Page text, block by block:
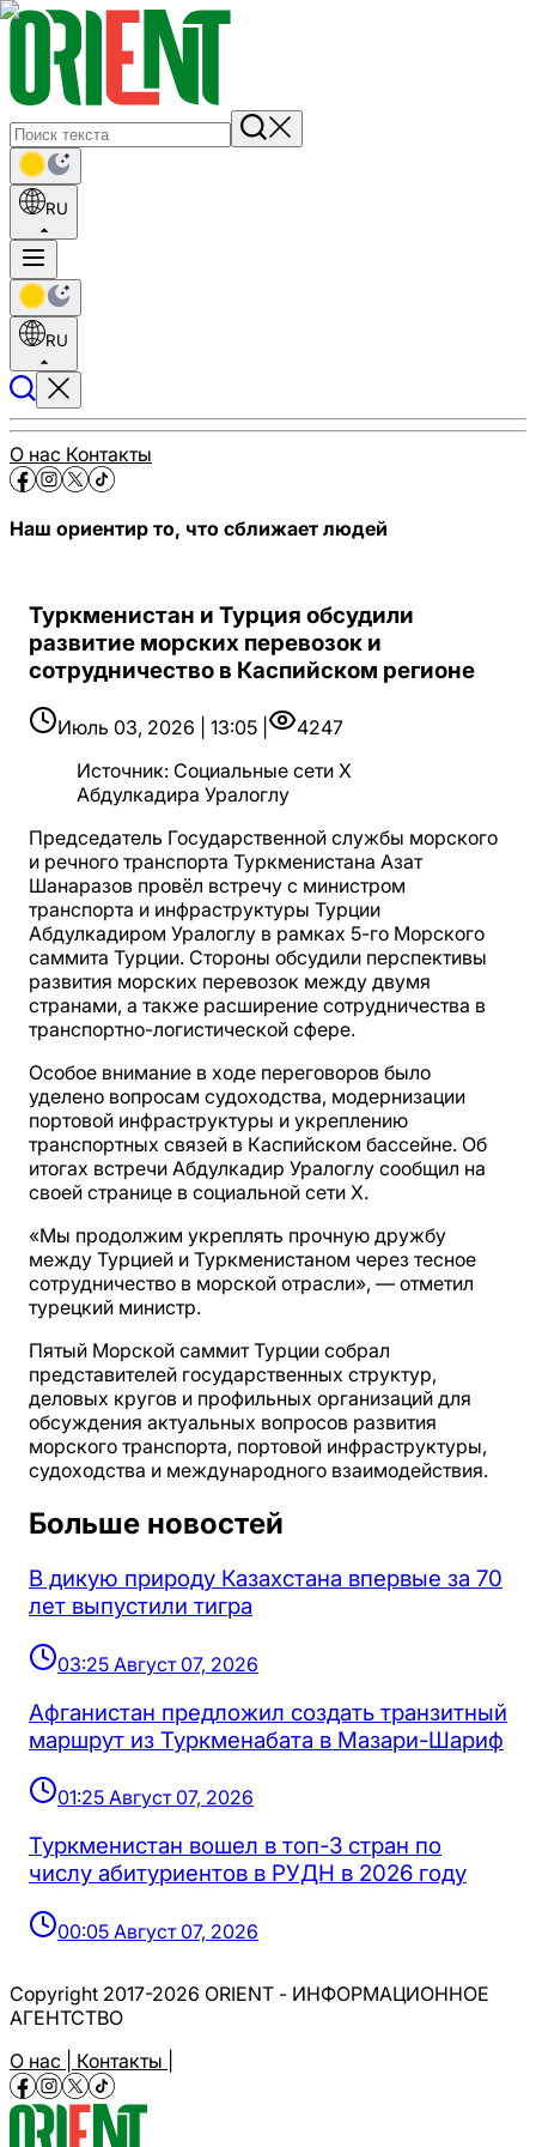
RU
RU
О нас Контакты
Наш ориентир то, что сближает людей
Туркменистан и Турция обсудили
развитие морских перевозок и
сотрудничество в Каспийском регионе
Июль 03, 2026 | 13:05 |
4247
Источник: Социальные сети X
Абдулкадира Уралоглу
Председатель Государственной службы морского
и речного транспорта Туркменистана Азат
Шанаразов провёл встречу с министром
транспорта и инфраструктуры Турции
Абдулкадиром Уралоглу в рамках 5-го Морского
саммита Турции. Стороны обсудили перспективы
развития морских перевозок между двумя
странами, а также расширение сотрудничества в
транспортно-логистической сфере.
Особое внимание в ходе переговоров было
уделено вопросам судоходства, модернизации
портовой инфраструктуры и укреплению
транспортных связей в Каспийском бассейне. Об
итогах встречи Абдулкадир Уралоглу сообщил на
своей странице в социальной сети X.
«Мы продолжим укреплять прочную дружбу
между Турцией и Туркменистаном через тесное
сотрудничество в морской отрасли», — отметил
турецкий министр.
Пятый Морской саммит Турции собрал
представителей государственных структур,
деловых кругов и профильных организаций для
обсуждения актуальных вопросов развития
морского транспорта, портовой инфраструктуры,
судоходства и международного взаимодействия.
Больше новостей
В дикую природу Казахстана впервые за 70
лет выпустили тигра
03:25 Август 07, 2026
Афганистан предложил создать транзитный
маршрут из Туркменабата в Мазари-Шариф
01:25 Август 07, 2026
Туркменистан вошел в топ-3 стран по
числу абитуриентов в РУДН в 2026 году
00:05 Август 07, 2026
Copyright 2017-2026 ORIENT - ИНФОРМАЦИОННОЕ
АГЕНТСТВО
О нас | Контакты |